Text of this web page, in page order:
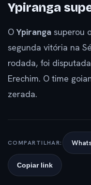
Ypiranga
OYpiranga superou
segunda vitória na
rodada, foi
Erechim. O time
zerada.
COMPARTILHAR:
Copiar link